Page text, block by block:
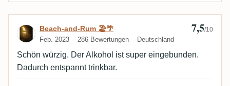
könnte. Ein beeindruckender Rum und mein
bisheriger Favorit aus der Asmiral Rodney-Reihe.
Bewertung von Beach-and-Rum 🏖️🌴
Beach-and-Rum 🏖️🌴
Feb. 2023 286 Bewertungen Deutschland
7,5/10
Schön würzig. Der Alkohol ist super eingebunden.
Dadurch entspannt trinkbar.